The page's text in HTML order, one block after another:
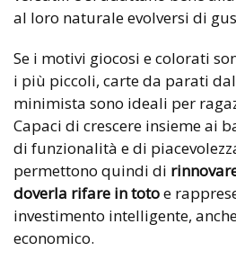
al loro naturale evolversi di
Se i motivi giocosi e colorati
i più piccoli, carte da parati
minimista sono ideali per
Capaci di crescere insieme ai
di funzionalità e di
permettono quindi di
doverla rifare in totoe
investimento intelligente,
economico.